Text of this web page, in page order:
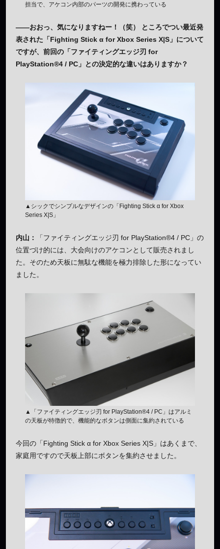
担当で、アケコン内部のパーツの開発に携わっている
——おおっ、気になりますねー！（笑） ところでつい最近発
表された「Fighting Stick α for Xbox Series X|S」について
ですが、前回の「ファイティングエッジ刃 for
PlayStation®4 / PC」との決定的な違いはありますか？
▲シックでシンプルなデザインの「Fighting Stick α for Xbox
Series X|S」
内山：
「ファイティングエッジ刃 for PlayStation®4 / PC」の
位置づけ的には、大会向けのアケコンとして販売されまし
た。そのため天板に無駄な機能を極力排除した形になってい
ました。
▲「ファイティングエッジ刃 for PlayStation®4 / PC」はアルミ
の天板が特徴的で、機能的なボタンは側面に集約されている
今回の「Fighting Stick α for Xbox Series X|S」はあくまで、
家庭用ですので天板上部にボタンを集約させました。